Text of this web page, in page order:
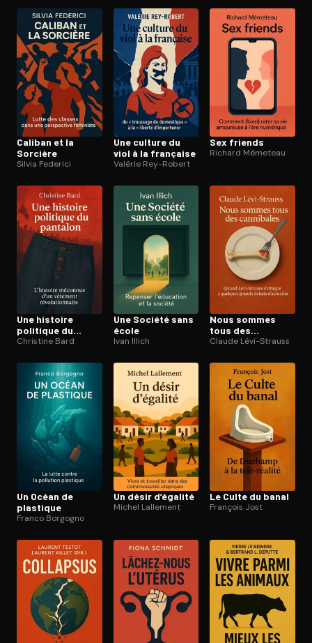
Caliban et la
Sorcière
Silvia Federici
Une culture du
viol à la française
Valérie Rey-Robert
Sex friends
Richard Mèmeteau
Une histoire
politique du
pantalon
Christine Bard
Une Société sans
école
Ivan Illich
Nous sommes
tous des
cannibales
Claude Lévi-Strauss
Un Océan de
plastique
Franco Borgogno
Un désir d’égalité
Michel Lallement
Le Culte du banal
François Jost